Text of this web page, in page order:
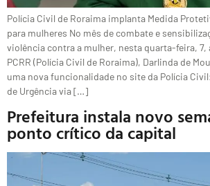
Polícia Civil de Roraima implanta Medida
para mulheres No mês de combate e
violência contra a mulher, nesta quarta-feira, 7,
PCRR (Polícia Civil de Roraima), Darlinda de
uma nova funcionalidade no site da Polícia
de Urgência via […]
Prefeitura instala novo
ponto crítico da capital